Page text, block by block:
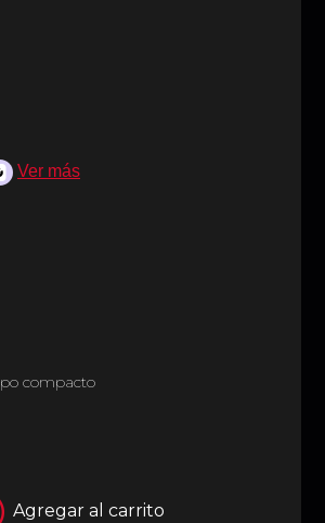
Ver más
compacto
Agregar al carrito